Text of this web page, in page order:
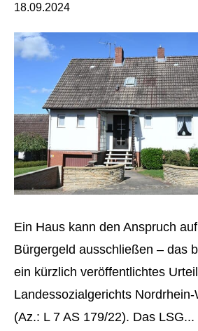
18.09.2024
Ein Haus kann den Anspruch auf
Bürgergeld ausschließen – das
ein kürzlich veröffentlichtes
Landessozialgerichts Nordrhein-
(Az.: L 7 AS 179/22). Das LSG...